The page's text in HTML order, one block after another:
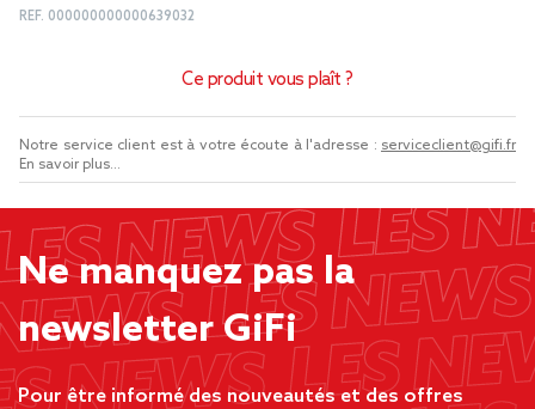
REF. 000000000000639032
Ce produit vous plaît ?
Notre service client est à votre écoute à l'adresse : serviceclient@gifi.fr
En savoir plus...
Ne manquez pas la
newsletter GiFi
Pour être informé des nouveautés et des offres